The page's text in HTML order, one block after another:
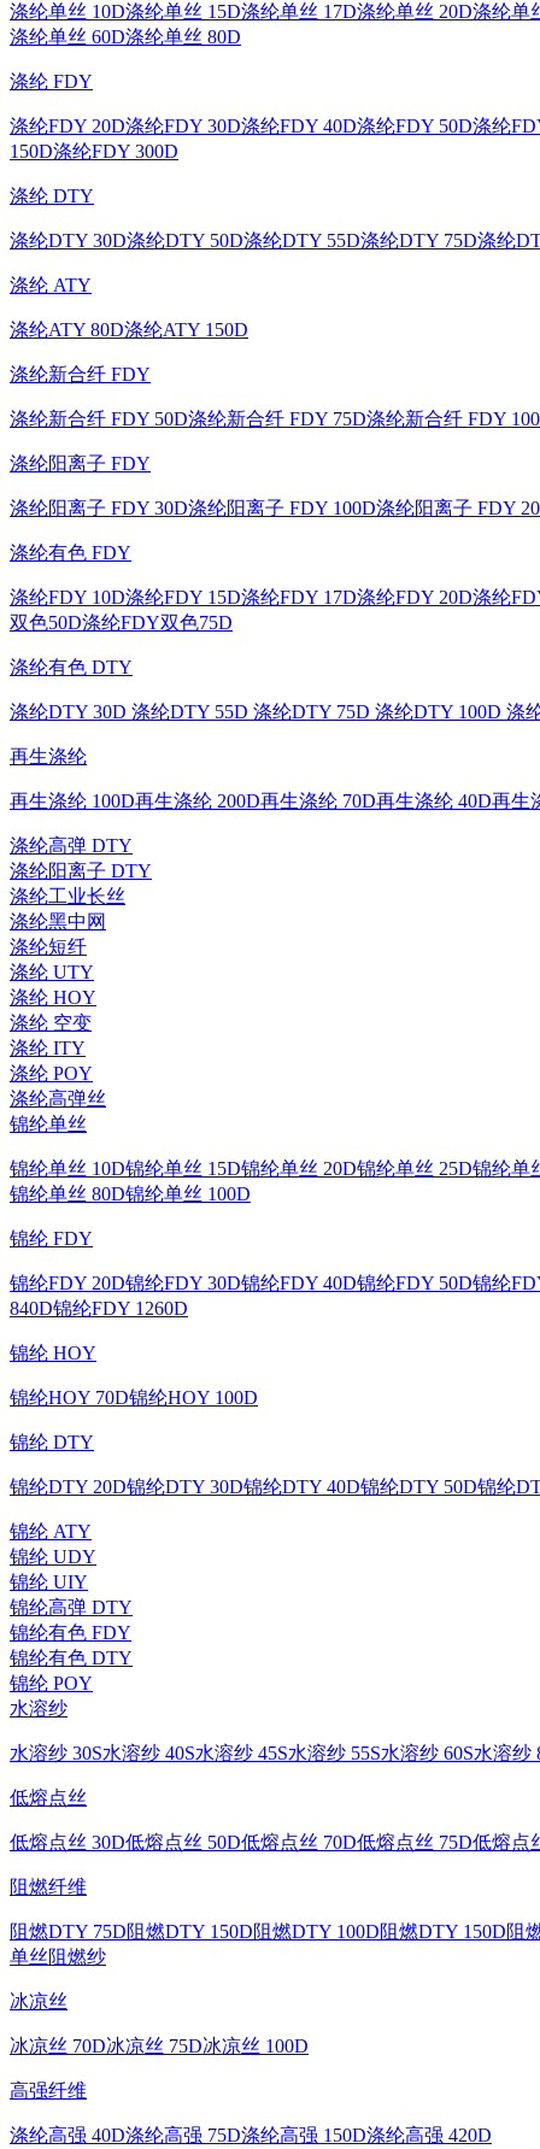
涤纶单丝 10D涤纶单丝 15D涤纶单丝 17D涤纶单丝 20D涤纶单
涤纶单丝 60D涤纶单丝 80D
涤纶 FDY
涤纶FDY 20D涤纶FDY 30D涤纶FDY 40D涤纶FDY 50D涤纶
150D涤纶FDY 300D
涤纶 DTY
涤纶DTY 30D涤纶DTY 50D涤纶DTY 55D涤纶DTY 75D涤纶
涤纶 ATY
涤纶ATY 80D涤纶ATY 150D
涤纶新合纤 FDY
涤纶新合纤 FDY 50D涤纶新合纤 FDY 75D涤纶新合纤 FDY
涤纶阳离子 FDY
涤纶阳离子 FDY 30D涤纶阳离子 FDY 100D涤纶阳离子 FDY
涤纶有色 FDY
涤纶FDY 10D涤纶FDY 15D涤纶FDY 17D涤纶FDY 20D涤纶
双色50D涤纶FDY双色75D
涤纶有色 DTY
涤纶DTY 30D 涤纶DTY 55D 涤纶DTY 75D 涤纶DTY 100D 涤
再生涤纶
再生涤纶 100D再生涤纶 200D再生涤纶 70D再生涤纶 40D再生
涤纶高弹 DTY
涤纶阳离子 DTY
涤纶工业长丝
涤纶黑中网
涤纶短纤
涤纶 UTY
涤纶 HOY
涤纶 空变
涤纶 ITY
涤纶 POY
涤纶高弹丝
锦纶单丝
锦纶单丝 10D锦纶单丝 15D锦纶单丝 20D锦纶单丝 25D锦纶单
锦纶单丝 80D锦纶单丝 100D
锦纶 FDY
锦纶FDY 20D锦纶FDY 30D锦纶FDY 40D锦纶FDY 50D锦纶
840D锦纶FDY 1260D
锦纶 HOY
锦纶HOY 70D锦纶HOY 100D
锦纶 DTY
锦纶DTY 20D锦纶DTY 30D锦纶DTY 40D锦纶DTY 50D锦纶
锦纶 ATY
锦纶 UDY
锦纶 UIY
锦纶高弹 DTY
锦纶有色 FDY
锦纶有色 DTY
锦纶 POY
水溶纱
水溶纱 30S水溶纱 40S水溶纱 45S水溶纱 55S水溶纱 60S水溶纱
低熔点丝
低熔点丝 30D低熔点丝 50D低熔点丝 70D低熔点丝 75D低熔点
阻燃纤维
阻燃DTY 75D阻燃DTY 150D阻燃DTY 100D阻燃DTY 150D阻
单丝阻燃纱
冰凉丝
冰凉丝 70D冰凉丝 75D冰凉丝 100D
高强纤维
涤纶高强 40D涤纶高强 75D涤纶高强 150D涤纶高强 420D